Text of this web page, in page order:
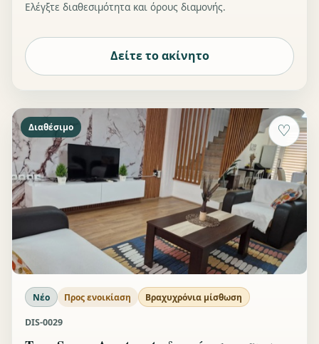
Ελέγξτε διαθεσιμότητα και όρους διαμονής.
Δείτε το ακίνητο
♡
Διαθέσιμο
Νέο Προς ενοικίαση Βραχυχρόνια μίσθωση
DIS-0029